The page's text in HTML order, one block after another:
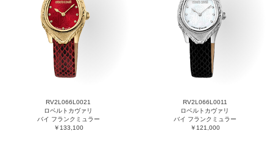
RV2L066L0021
ロベルトカヴァリ
バイ フランクミュラー
￥133,100
RV2L066L0011
ロベルトカヴァリ
バイ フランクミュラー
￥121,000